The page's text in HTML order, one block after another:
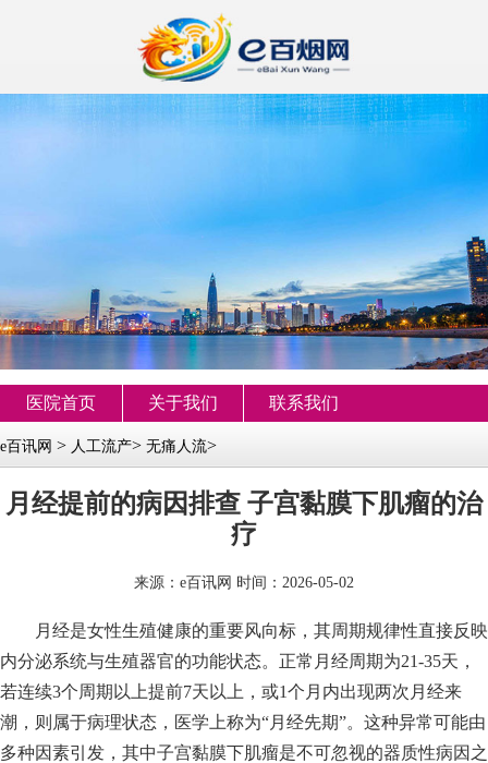
医院首页 关于我们 联系我们
e百讯网 > 人工流产> 无痛人流>
月经提前的病因排查 子宫黏膜下肌瘤的治
疗
来源： e百讯网 时间：2026-05-02
月经是女性生殖健康的重要风向标，其周期规律性直接反映
内分泌系统与生殖器官的功能状态。正常月经周期为21-35天，
若连续3个周期以上提前7天以上，或1个月内出现两次月经来
潮，则属于病理状态，医学上称为“月经先期”。这种异常可能由
多种因素引发，其中子宫黏膜下肌瘤是不可忽视的器质性病因之